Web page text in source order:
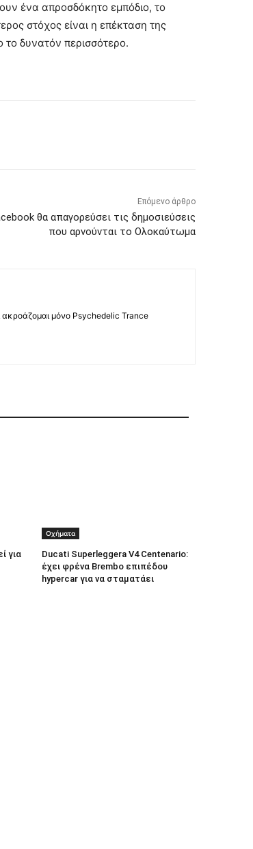
ένα απροσδόκητο εμπόδιο, το
στόχος είναι η επέκταση της
δυνατόν περισσότερο.
Επόμενο άρθρο
θα απαγορεύσει τις δημοσιεύσεις
που αρνούνται το Ολοκαύτωμα
ακροάζομαι μόνο Psychedelic Trance
για
Οχήματα
Ducati Superleggera V4 Centenario:
έχει φρένα Brembo επιπέδου
hypercar για να σταματάει